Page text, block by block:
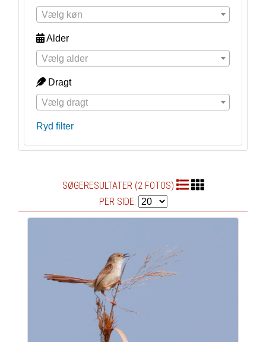
Vælg køn
Alder
Vælg alder
Dragt
Vælg dragt
Ryd filter
SØGERESULTATER (2 FOTOS)
PER SIDE: